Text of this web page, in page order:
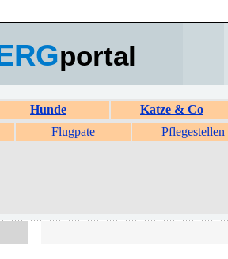
portal
Hunde
Katze & Co
Flugpate Pflegestellen